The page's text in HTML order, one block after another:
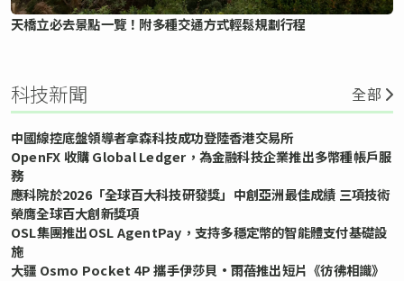
天橋立必去景點一覽！附多種交通方式輕鬆規劃行程
科技新聞 全部
中國線控底盤領導者拿森科技成功登陸香港交易所
OpenFX 收購 Global Ledger，為金融科技企業推出多幣種帳戶服
務
應科院於2026「全球百大科技研發獎」中創亞洲最佳成績 三項技術
榮膺全球百大創新獎項
OSL集團推出OSL AgentPay，支持多穩定幣的智能體支付基礎設
施
大疆 Osmo Pocket 4P 攜手伊莎貝•雨蓓推出短片《彷彿相識》